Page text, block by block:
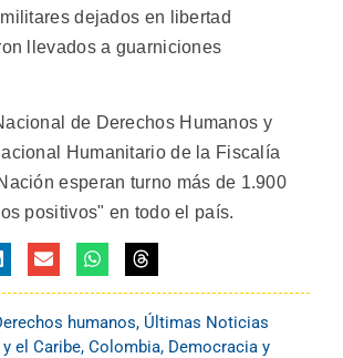
dejados en libertad
llevados a guarniciones
de Derechos Humanos y
Humanitario de la Fiscalía
esperan turno más de 1.900
positivos" en todo el país.
humanos, Últimas Noticias
el Caribe, Colombia, Democracia y